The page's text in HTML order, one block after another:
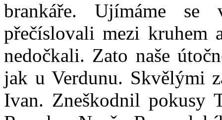
brankáře. Ujímáme se
přečíslovali mezi kruhem
nedočkali. Zato naše
jak u Verdunu. Skvělými
Ivan. Zneškodnil pokusy